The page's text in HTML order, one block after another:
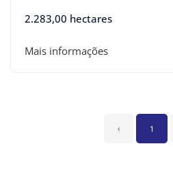
2.283,00 hectares
Mais informações
‹ 1